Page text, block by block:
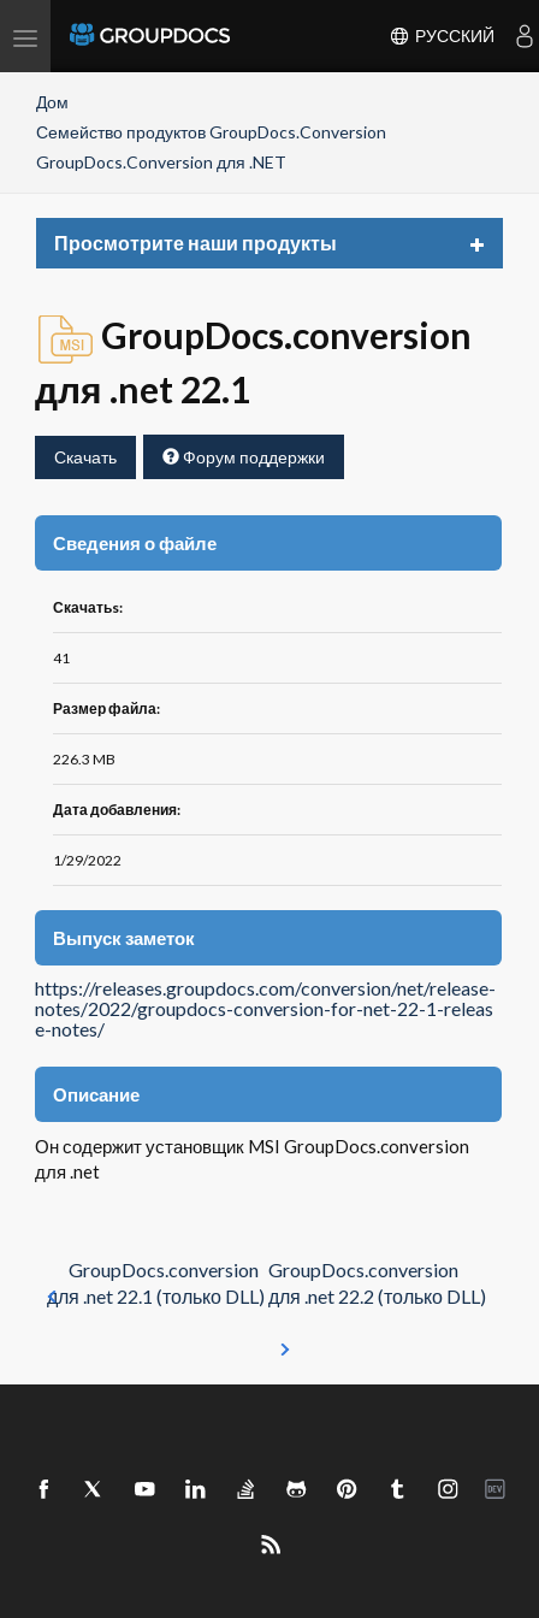
Toggle
РУССКИЙ
Дом
Семейство продуктов GroupDocs.Conversion
GroupDocs.Conversion для .NET
Просмотрите наши продукты
Toggle
GroupDocs.conversion
для .net 22.1
Скачать Форум поддержки
Сведения о файле
Скачатьs:
41
Размер файла:
226.3 MB
Дата добавления:
1/29/2022
Выпуск заметок
https://releases.groupdocs.com/conversion/net/release-
notes/2022/groupdocs-conversion-for-net-22-1-releas
e-notes/
Описание
Он содержит установщик MSI GroupDocs.conversion
для .net
GroupDocs.conversion
для .net 22.1 (только DLL)
GroupDocs.conversion
для .net 22.2 (только DLL)